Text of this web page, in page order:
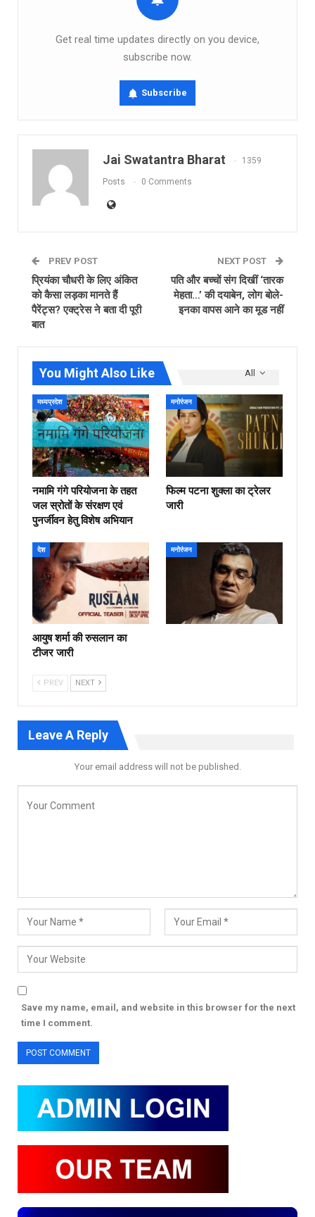
Get real time updates directly on you device,
subscribe now.
Subscribe
Jai Swatantra Bharat 1359
Posts 0 Comments
PREV POST
प्रियंका चौधरी के लिए अंकित
को कैसा लड़का मानते हैं
पैरेंट्स? एक्ट्रेस ने बता दी पूरी
बात
NEXT POST
पति और बच्चों संग दिखीं ‘तारक
मेहता…’ की दयाबेन, लोग बोले-
इनका वापस आने का मूड नहीं
All
You Might Also Like
मध्यप्रदेश
नमामि गंगे परियोजना के तहत
जल स्रोतों के संरक्षण एवं
पुनर्जीवन हेतु विशेष अभियान
मनोरंजन
फिल्‍म पटना शुक्ला का ट्रेलर
जारी
देश
आयुष शर्मा की रुसलान का
टीजर जारी
मनोरंजन
PREV NEXT
Leave A Reply
Your email address will not be published.
Save my name, email, and website in this browser for the next
time I comment.